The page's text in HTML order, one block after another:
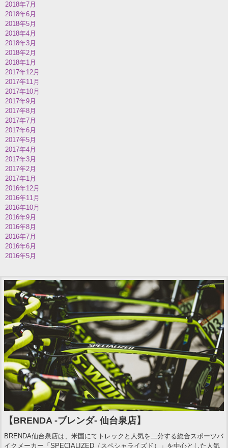
2018年7月
2018年6月
2018年5月
2018年4月
2018年3月
2018年2月
2018年1月
2017年12月
2017年11月
2017年10月
2017年9月
2017年8月
2017年7月
2017年6月
2017年5月
2017年4月
2017年3月
2017年2月
2017年1月
2016年12月
2016年11月
2016年10月
2016年9月
2016年8月
2016年7月
2016年6月
2016年5月
【BRENDA -ブレンダ- 仙台泉店】
BRENDA仙台泉店は、米国にてトレックと人気を二分する総合スポーツバ
イクメーカー「SPECIALIZED（スペシャライズド）」を中心とした人気